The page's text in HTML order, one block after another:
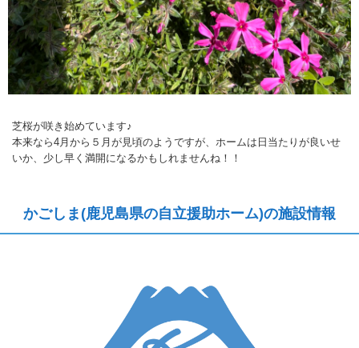
芝桜が咲き始めています♪
本来なら4月から５月が見頃のようですが、ホームは日当たりが良いせ
いか、少し早く満開になるかもしれませんね！！
かごしま(鹿児島県の自立援助ホーム)の施設情報